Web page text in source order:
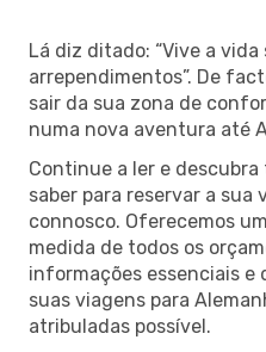
Lá diz ditado: “Vive a
arrependimentos”. De
sair da sua zona de
numa nova aventura até
Continue a ler e
saber para reservar a sua
connosco. Oferecemos
medida de todos os
informações essenciais e
suas viagens para
atribuladas possível.